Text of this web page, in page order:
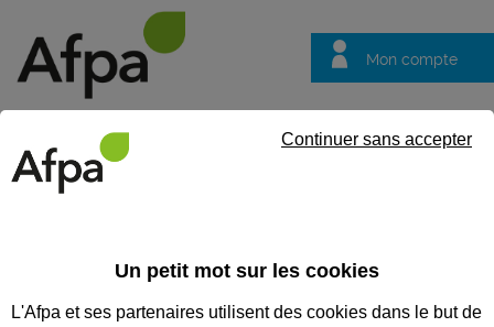
Mon compte
questions
NOS FORMATIONS
CERTIFIANTES
Un petit mot sur les cookies
L'Afpa et ses partenaires utilisent des cookies dans le but de
Continuer sans accepter